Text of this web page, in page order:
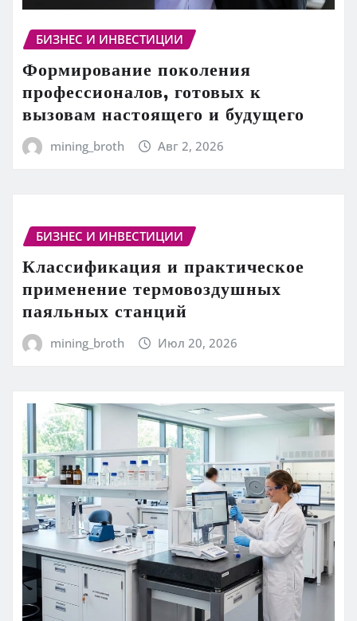
БИЗНЕС И ИНВЕСТИЦИИ
Формирование поколения
профессионалов, готовых к
вызовам настоящего и будущего
mining_broth Авг 2, 2026
БИЗНЕС И ИНВЕСТИЦИИ
Классификация и практическое
применение термовоздушных
паяльных станций
mining_broth Июл 20, 2026